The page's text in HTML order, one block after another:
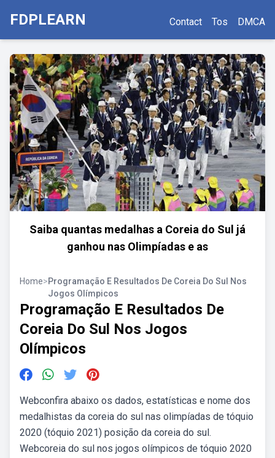
FDPLEARN Contact Tos DMCA
Saiba quantas medalhas a Coreia do Sul já
ganhou nas Olimpíadas e as
Home>Programação E Resultados De Coreia Do Sul Nos
Jogos Olímpicos
Programação E Resultados De
Coreia Do Sul Nos Jogos
Olímpicos
Webconfira abaixo os dados, estatísticas e nome dos
medalhistas da coreia do sul nas olimpíadas de tóquio
2020 (tóquio 2021) posição da coreia do sul.
Webcoreia do sul nos jogos olímpicos de tóquio 2020